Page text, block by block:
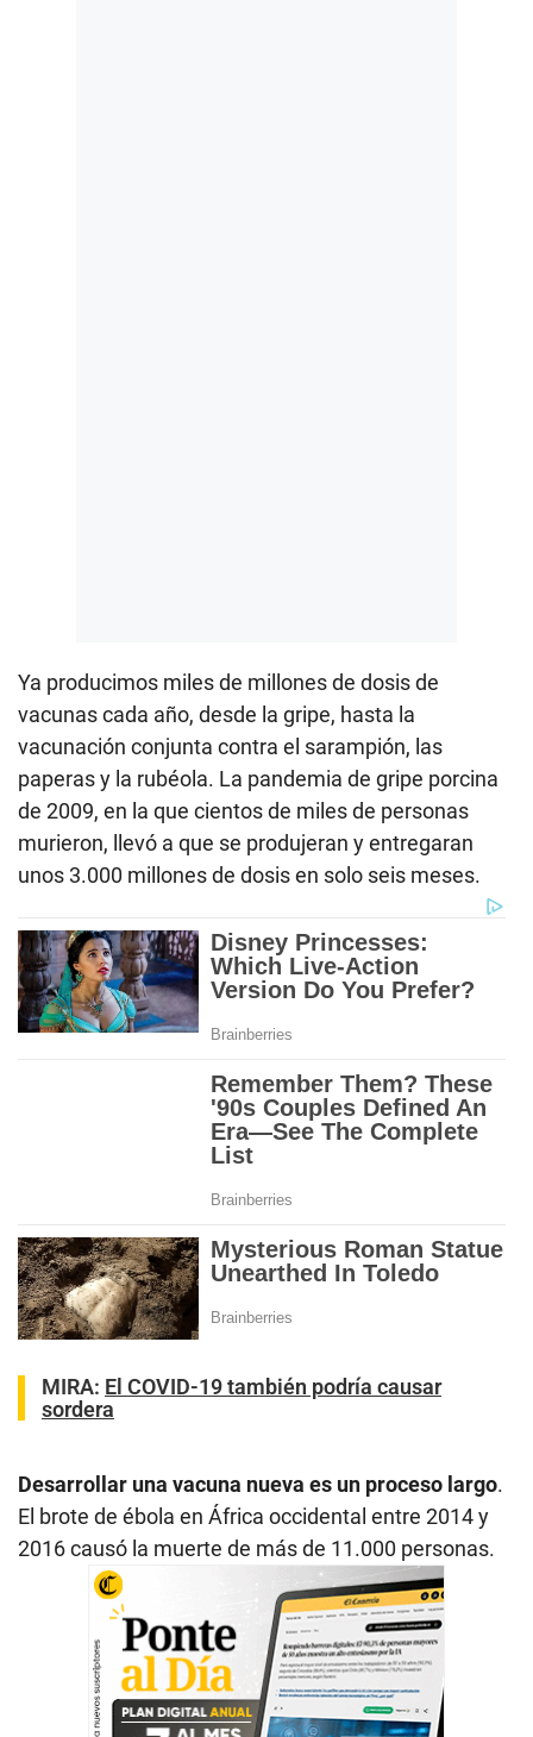
Ya producimos miles de millones de dosis de
vacunas cada año, desde la gripe, hasta la
vacunación conjunta contra el sarampión, las
paperas y la rubéola. La pandemia de gripe porcina
de 2009, en la que cientos de miles de personas
murieron, llevó a que se produjeran y entregaran
unos 3.000 millones de dosis en solo seis meses.
MIRA: El COVID-19 también podría causar
sordera
Desarrollar una vacuna nueva es un proceso largo.
El brote de ébola en África occidental entre 2014 y
2016 causó la muerte de más de 11.000 personas.